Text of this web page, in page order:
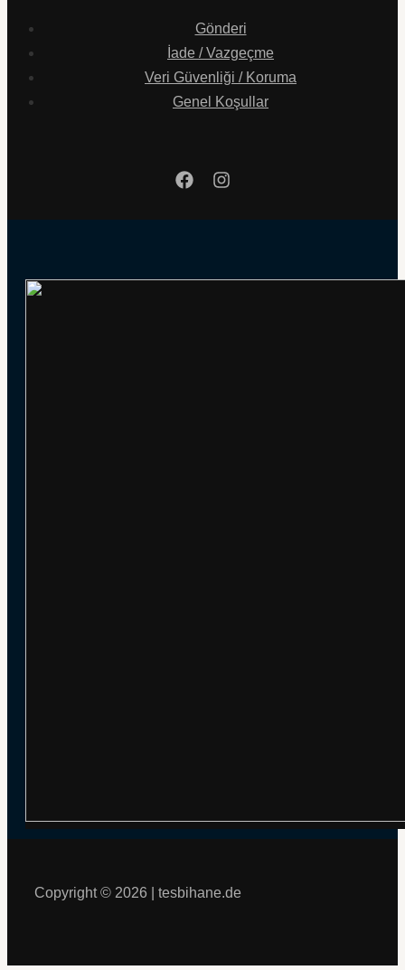
Gönderi
İade / Vazgeçme
Veri Güvenliği / Koruma
Genel Koşullar
Copyright © 2026 | tesbihane.de